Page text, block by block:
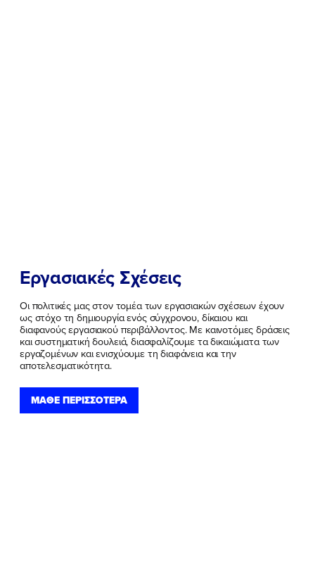
ΠΟΙΑ ΕΙΜΑΙ
ΕΡΓΟ
ΕΚΔΗΛΩΣΕΙΣ
ΝΕΑ
Εργασιακές Σχέσεις
Οι πολιτικές μας στον τομέα των εργασιακών σχέσεων έχουν
ως στόχο τη δημιουργία ενός σύγχρονου, δίκαιου και
διαφανούς εργασιακού περιβάλλοντος. Με καινοτόμες δράσεις
και συστηματική δουλειά, διασφαλίζουμε τα δικαιώματα των
εργαζομένων και ενισχύουμε τη διαφάνεια και την
αποτελεσματικότητα.
ΜΑΘΕ ΠΕΡΙΣΣΟΤΕΡΑ